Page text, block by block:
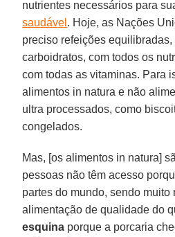
nutrientes necessários para
saudável . Hoje, as Nações
preciso refeições
carboidratos, com todos os
com todas as vitaminas. Para
alimentos in natura e não
ultra processados, como
congelados.
Mas, [os alimentos in natura]
pessoas não têm acesso
partes do mundo, sendo muito
alimentação de qualidade do
esquina porque a porcaria